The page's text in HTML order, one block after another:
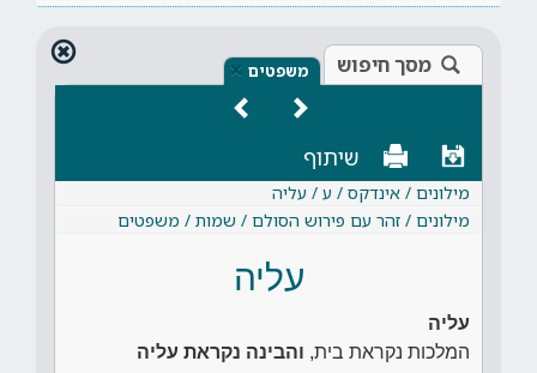
מסך חיפוש משפטים ×
שיתוף
מילונים / אינדקס / ע / עליה
מילונים / זהר עם פירוש הסולם / שמות / משפטים
עליה
עליה
המלכות נקראת בית, והבינה נקראת עליה